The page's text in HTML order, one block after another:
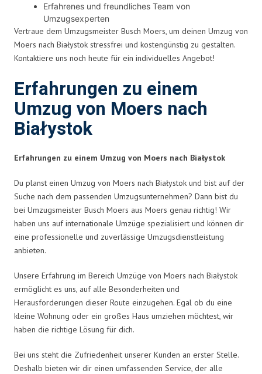
Erfahrenes und freundliches Team von
Umzugsexperten
Vertraue dem Umzugsmeister Busch Moers, um deinen Umzug von
Moers nach Białystok stressfrei und kostengünstig zu gestalten.
Kontaktiere uns noch heute für ein individuelles Angebot!
Erfahrungen zu einem
Umzug von Moers nach
Białystok
Erfahrungen zu einem Umzug von Moers nach Białystok
Du planst einen Umzug von Moers nach Białystok und bist auf der
Suche nach dem passenden Umzugsunternehmen? Dann bist du
bei Umzugsmeister Busch Moers aus Moers genau richtig! Wir
haben uns auf internationale Umzüge spezialisiert und können dir
eine professionelle und zuverlässige Umzugsdienstleistung
anbieten.
Unsere Erfahrung im Bereich Umzüge von Moers nach Białystok
ermöglicht es uns, auf alle Besonderheiten und
Herausforderungen dieser Route einzugehen. Egal ob du eine
kleine Wohnung oder ein großes Haus umziehen möchtest, wir
haben die richtige Lösung für dich.
Bei uns steht die Zufriedenheit unserer Kunden an erster Stelle.
Deshalb bieten wir dir einen umfassenden Service, der alle